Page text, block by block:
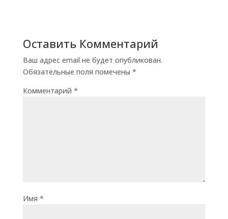
Оставить Комментарий
Ваш адрес email не будет опубликован.
Обязательные поля помечены *
Комментарий *
Имя *